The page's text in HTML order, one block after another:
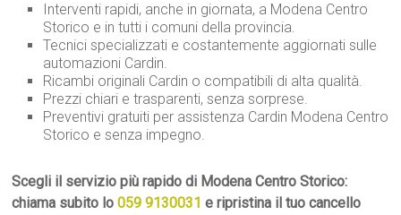
Interventi rapidi, anche in giornata, a Modena Centro
Storico e in tutti i comuni della provincia.
Tecnici specializzati e costantemente aggiornati sulle
automazioni Cardin.
Ricambi originali Cardin o compatibili di alta qualità.
Prezzi chiari e trasparenti, senza sorprese.
Preventivi gratuiti per assistenza Cardin Modena Centro
Storico e senza impegno.
Scegli il servizio più rapido di Modena Centro Storico:
chiama subito lo 059 9130031 e ripristina il tuo cancello